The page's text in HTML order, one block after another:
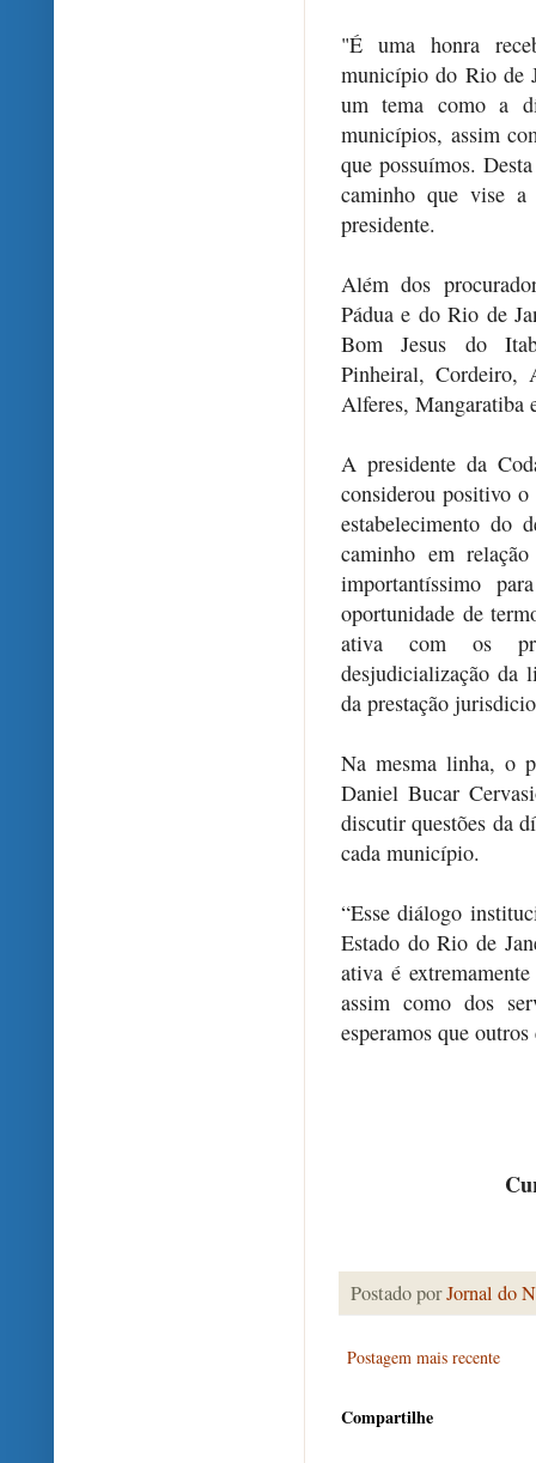
"É uma honra
município do Rio de
um tema como a
municípios, assim
que possuímos.
caminho que vise a
presidente.
Além dos
Pádua e do Rio de
Bom Jesus do
Pinheiral, Cordeiro,
Alferes, Mangaratiba
A presidente da
considerou positivo o
estabelecimento do
caminho em
importantíssimo
oportunidade de
ativa com os
desjudicialização da
da prestação
Na mesma linha, o
Daniel Bucar
discutir questões da
cada município.
“Esse diálogo
Estado do Rio de
ativa é
assim como dos
esperamos que
Postado porJornal do
Postagem mais recente
Compartilhe